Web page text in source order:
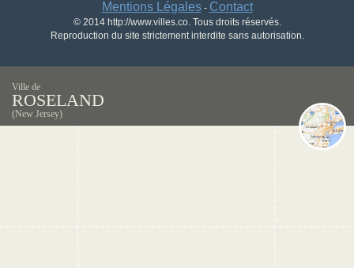
Mentions Légales- Contact
© 2014 http://www.villes.co. Tous droits réservés.
Reproduction du site strictement interdite sans autorisation.
Ville de
ROSELAND
(New Jersey)